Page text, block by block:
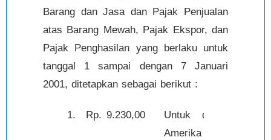
Barang dan Jasa dan Pajak Penjualan
atas Barang Mewah, Pajak Ekspor, dan
Pajak Penghasilan yang berlaku untuk
tanggal 1 sampai dengan 7 Januari
2001, ditetapkan sebagai berikut :
1. Rp. 9.230,00
Untuk dolar
Amerika